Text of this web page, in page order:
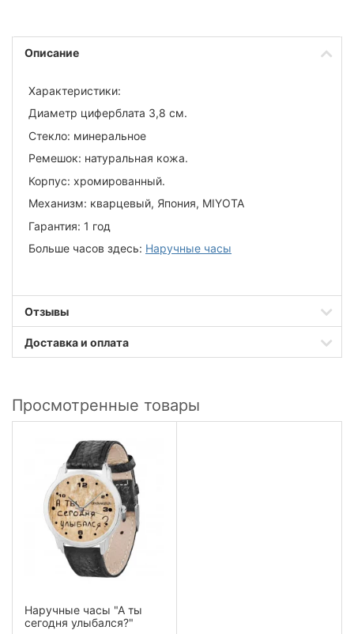
Описание
Характеристики:
Диаметр циферблата 3,8 см.
Стекло: минеральное
Ремешок: натуральная кожа.
Корпус: хромированный.
Механизм: кварцевый, Япония, MIYOTA
Гарантия: 1 год
Больше часов здесь: Наручные часы
Отзывы
Доставка и оплата
Просмотренные товары
Наручные часы "А ты
сегодня улыбался?"